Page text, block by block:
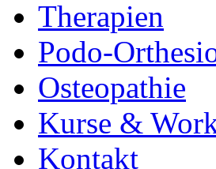
Therapien
Podo-
Osteopathie
Kurse &
Kontakt